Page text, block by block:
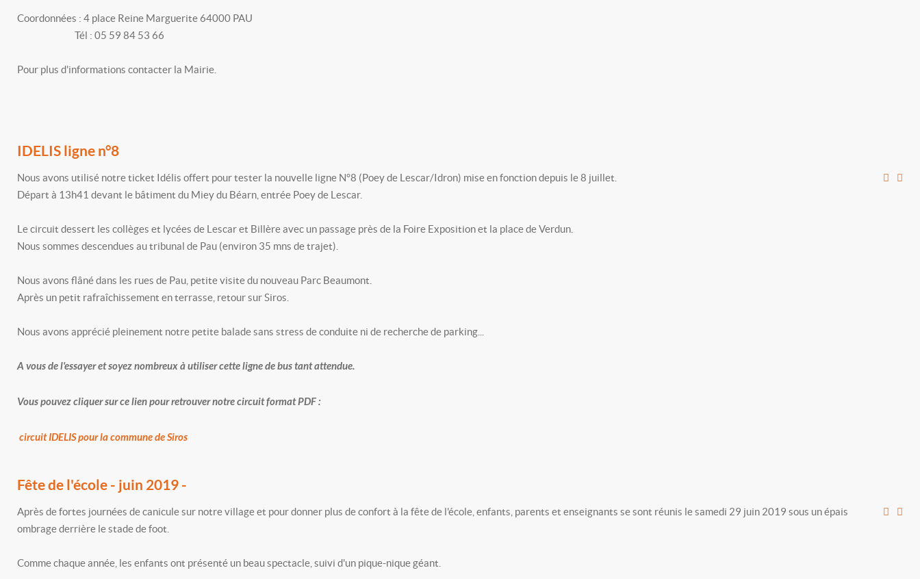
Coordonnées : 4 place Reine Marguerite 64000 PAU
Tél : 05 59 84 53 66
Pour plus d'informations contacter la Mairie.
IDELIS ligne n°8
Nous avons utilisé notre ticket Idélis offert pour tester la nouvelle ligne N°8 (Poey de Lescar/Idron) mise en fonction depuis le 8 juillet.
Départ à 13h41 devant le bâtiment du Miey du Béarn, entrée Poey de Lescar.
Le circuit dessert les collèges et lycées de Lescar et Billère avec un passage près de la Foire Exposition et la place de Verdun.
Nous sommes descendues au tribunal de Pau (environ 35 mns de trajet).
Nous avons flâné dans les rues de Pau, petite visite du nouveau Parc Beaumont.
Après un petit rafraîchissement en terrasse, retour sur Siros.
Nous avons apprécié pleinement notre petite balade sans stress de conduite ni de recherche de parking...
A vous de l'essayer et soyez nombreux à utiliser cette ligne de bus tant attendue.
Vous pouvez cliquer sur ce lien pour retrouver notre circuit format PDF :
circuit IDELIS pour la commune de Siros
Fête de l'école - juin 2019 -
Après de fortes journées de canicule sur notre village et pour donner plus de confort à la fête de l'école, enfants, parents et enseignants se sont réunis le samedi 29 juin 2019 sous un épais
ombrage derrière le stade de foot.
Comme chaque année, les enfants ont présenté un beau spectacle, suivi d'un pique-nique géant.